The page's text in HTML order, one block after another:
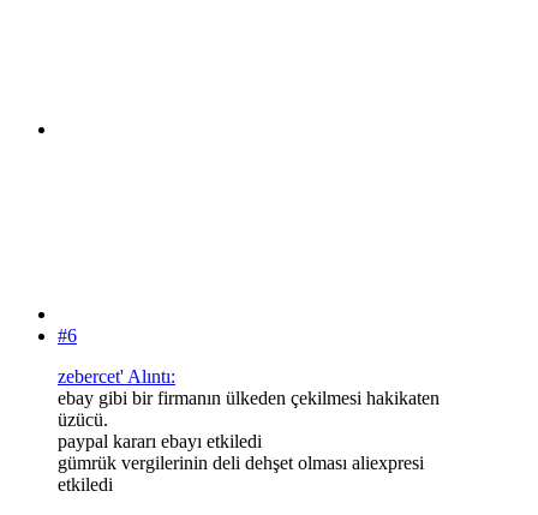
#6
zebercet' Alıntı:
ebay gibi bir firmanın ülkeden çekilmesi hakikaten
üzücü.
paypal kararı ebayı etkiledi
gümrük vergilerinin deli dehşet olması aliexpresi
etkiledi